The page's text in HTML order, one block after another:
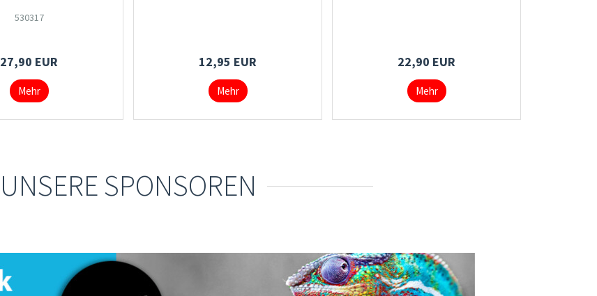
530317
27,90 EUR
Mehr
12,95 EUR
Mehr
22,90 EUR
Mehr
UNSERE SPONSOREN